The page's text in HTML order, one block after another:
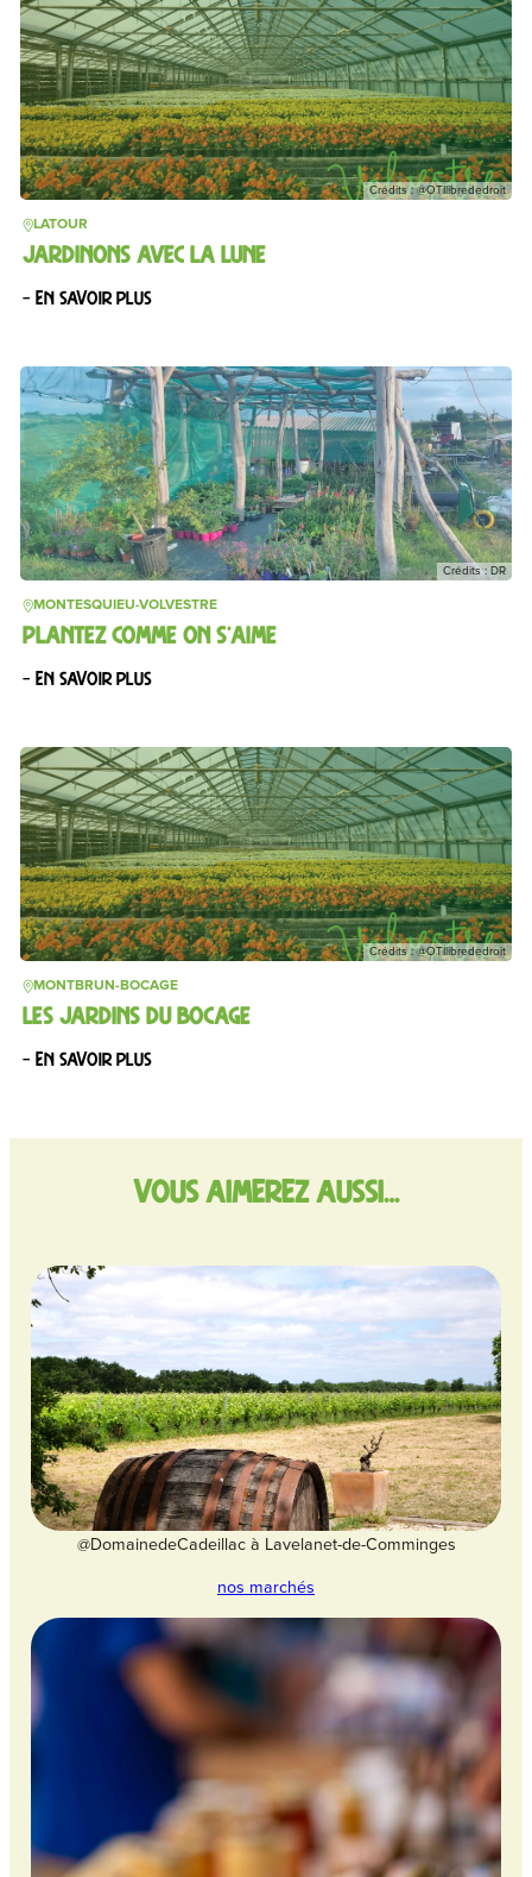
Crédits : @OTIlibrededroit
LATOUR
JARDINONS AVEC LA LUNE
– En savoir plus
Crédits : DR
MONTESQUIEU-VOLVESTRE
PLANTEZ COMME ON S’AIME
– En savoir plus
Crédits : @OTIlibrededroit
MONTBRUN-BOCAGE
LES JARDINS DU BOCAGE
– En savoir plus
vous aimerez aussi…
@DomainedeCadeillac à Lavelanet-de-Comminges
nos marchés